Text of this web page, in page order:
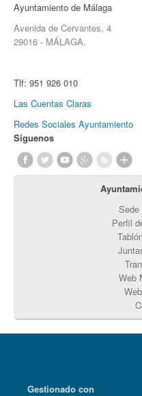
Ayuntamiento de Málaga
Avenida de Cervantes, 4
29016 - MÁLAGA.
Tlf: 951 926 010
Las Cuentas Claras
Redes Sociales Ayuntamiento
Síguenos
Perfil
Web
Gestionado con